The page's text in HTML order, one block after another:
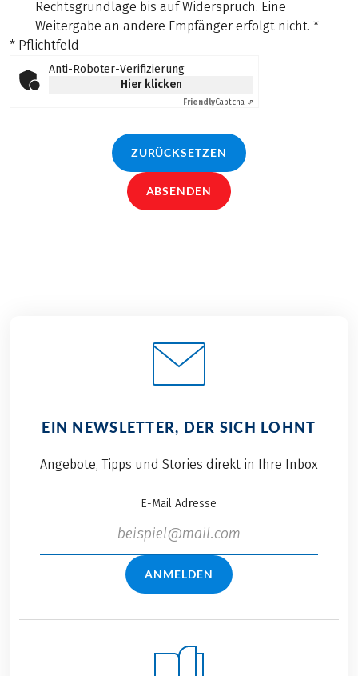
Rechtsgrundlage bis auf Widerspruch. Eine
Weitergabe an andere Empfänger erfolgt nicht. *
* Pflichtfeld
Anti-Roboter-Verifizierung
Hier klicken
FriendlyCaptcha ⇗
ZURÜCKSETZEN
ABSENDEN
EIN NEWSLETTER, DER SICH LOHNT
Angebote, Tipps und Stories direkt in Ihre Inbox
E-Mail Adresse
ANMELDEN